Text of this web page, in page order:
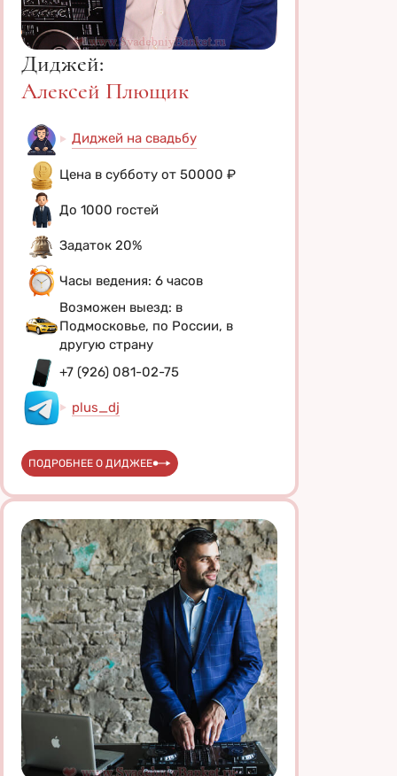
Диджей:
Алексей Плющик
Диджей на свадьбу
Цена в субботу от 50000 ₽
До 1000 гостей
Задаток 20%
Часы ведения: 6 часов
Возможен выезд: в
Подмосковье, по России, в
другую страну
+7 (926) 081-02-75
plus_dj
ПОДРОБНЕЕ О ДИДЖЕЕ